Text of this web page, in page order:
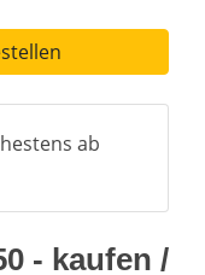
ab
- kaufen /